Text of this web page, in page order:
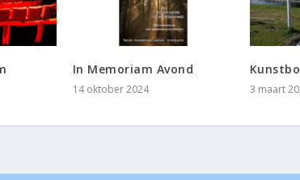
In Memoriam Avond
14 oktober 2024 3 maart